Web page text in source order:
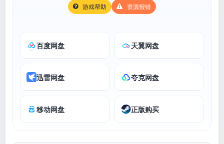
游戏帮助 资源报错
百度网盘 天翼网盘
迅雷网盘 夸克网盘
移动网盘 正版购买